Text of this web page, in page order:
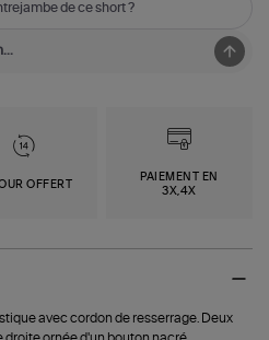
de ce short ?
OFFERT
PAIEMENT EN
3X,4X
avec cordon de resserrage. Deux